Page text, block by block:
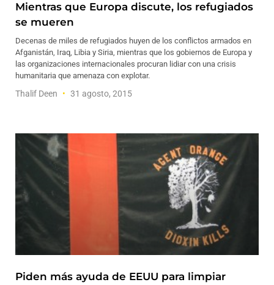
Mientras que Europa discute, los refugiados
se mueren
Decenas de miles de refugiados huyen de los conflictos armados en
Afganistán, Iraq, Libia y Siria, mientras que los gobiernos de Europa y
las organizaciones internacionales procuran lidiar con una crisis
humanitaria que amenaza con explotar.
Thalif Deen 31 agosto, 2015
Piden más ayuda de EEUU para limpiar